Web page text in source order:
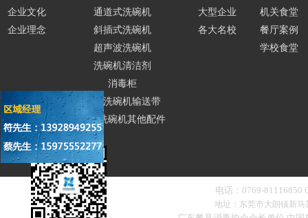
企业文化
企业理念
通道式洗碗机
斜插式洗碗机
超声波洗碗机
洗碗机清洁剂
消毒柜
商用洗碗机输送带
商用洗碗机其他配件
大型企业
各大名校
机关食堂
餐厅案例
学校食堂
电话：0769-81116850
地址：东莞市大朗镇新